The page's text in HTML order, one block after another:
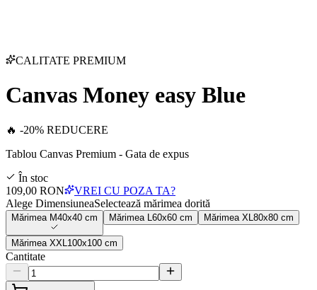
CALITATE PREMIUM
Canvas Money easy Blue
🔥 -20% REDUCERE
Tablou Canvas Premium - Gata de expus
În stoc
109,00 RON
VREI CU POZA TA?
Alege DimensiuneaSelectează mărimea dorită
Mărimea M40x40 cm Mărimea 60x60 cm Mărimea XL 80x80 cm
Mărimea XXL 100x100 cm
Cantitate